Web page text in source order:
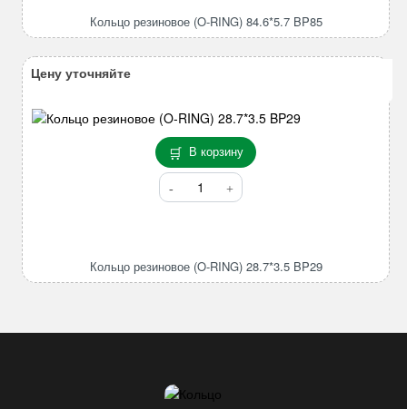
RING)
Кольцо резиновое (O-RING) 84.6*5.7 BP85
В корзину
Количество
товара
RING)
Кольцо резиновое (O-RING) 28.7*3.5 BP29
Цену уточняйте